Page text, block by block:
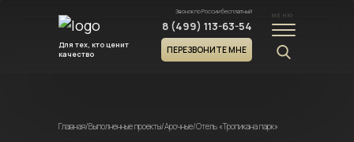
Для тех, кто ценит
качество
Звонок по России бесплатный
8 (499) 113-63-54
ПЕРЕЗВОНИТЕ МНЕ
МЕНЮ
Главная/Выполненные проекты/Арочные/Отель «Тропикана парк»